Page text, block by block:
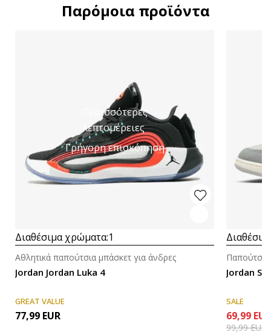
Παρόμοια προϊόντα
Περισσότερες
λεπτομέρειες
Γρήγορη επισκόπηση
Διαθέσιμα χρώματα:1
Jordan Jordan Luka 4
Αθλητικά παπούτσια μπάσκετ για άνδρες
GREAT VALUE
77,99 EUR
Jordan
SALE
69,99 EUR
99,99EUR